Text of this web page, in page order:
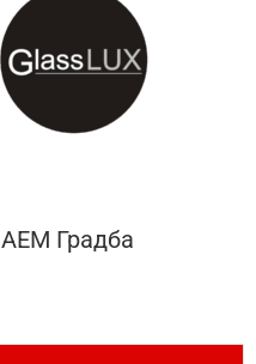
АЕМ Градба